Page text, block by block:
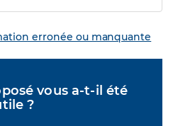
erronée ou manquante
vous a-t-il été
?